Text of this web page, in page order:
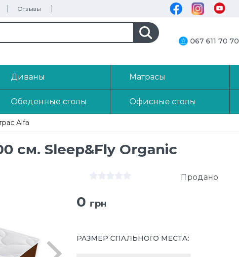
Отзывы
067 611 70 70
Диваны Матрасы
Обеденные столы Офисные столы
Alfa
см. Sleep&Fly Organic
Продано
0 грн
РАЗМЕР СПАЛЬНОГО МЕСТА: